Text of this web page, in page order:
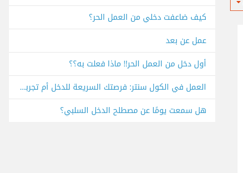
كيف ضاعفت دخلي من العمل الحر؟
عمل عن بعد
أول دخل من العمل الحر!! ماذا فعلت به؟؟
العمل في الكول سنتر: فرصتك السريعة للدخل أم تجربة مرهقة؟
هل سمعت يومًا عن مصطلح الدخل السلبي؟